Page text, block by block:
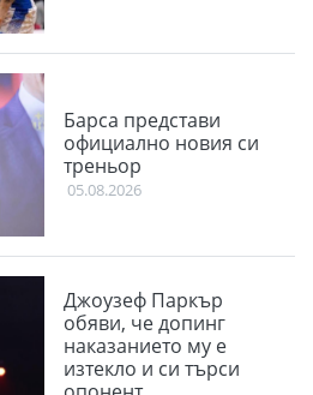
Барса представи
официално новия си
треньор
05.08.2026
Джоузеф Паркър
обяви, че допинг
наказанието му е
изтекло и си търси